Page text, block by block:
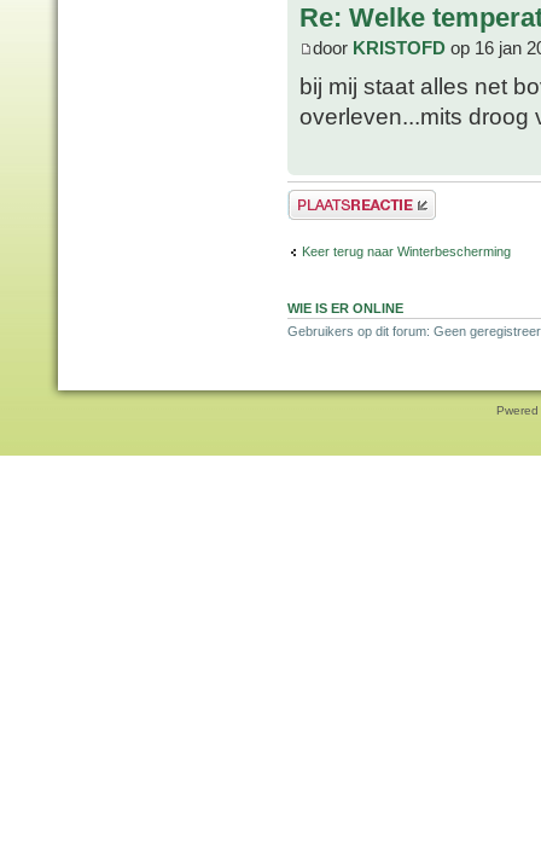
Re: Welke
door KRISTOFD op 16 jan
bij mij staat alles net
overleven...mits droog
Plaats een reactie
Keer terug naar Winterbescherming
WIE IS ER ONLINE
Gebruikers op dit forum: Geen